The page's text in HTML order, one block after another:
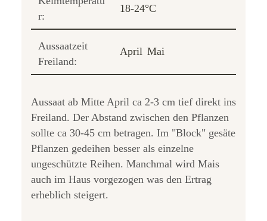
r:
18-24°C
Aussaatzeit
Freiland:
April Mai
Aussaat ab Mitte April ca 2-3 cm tief direkt ins
Freiland. Der Abstand zwischen den Pflanzen
sollte ca 30-45 cm betragen. Im "Block" gesäte
Pflanzen gedeihen besser als einzelne
ungeschützte Reihen. Manchmal wird Mais
auch im Haus vorgezogen was den Ertrag
erheblich steigert.